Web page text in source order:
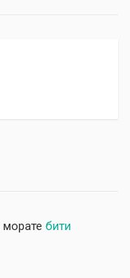
бити